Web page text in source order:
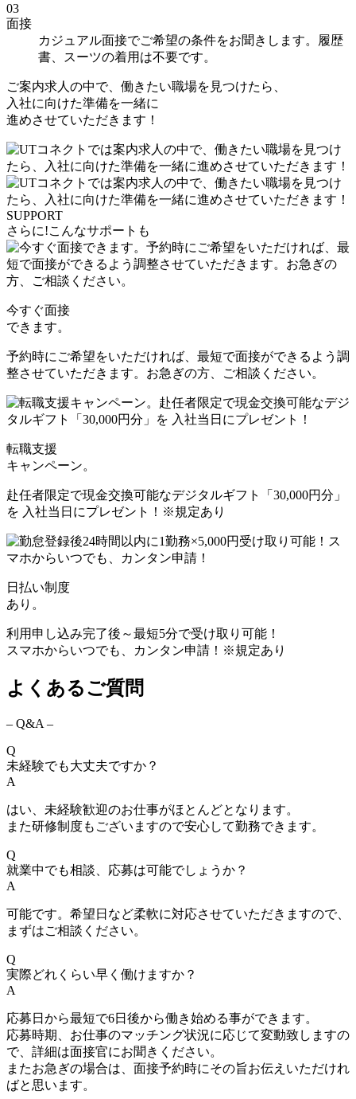
03
面接
カジュアル面接でご希望の条件をお聞きします。履歴
書、スーツの着用は不要です。
ご案内求人の中で、働きたい職場を見つけたら、
入社に向けた準備を一緒に
進めさせていただきます！
SUPPORT
さらに!こんなサポートも
今すぐ面接
できます。
予約時にご希望をいただければ、最短で面接ができるよう調
整させていただきます。お急ぎの方、ご相談ください。
転職支援
キャンペーン。
赴任者限定で現金交換可能なデジタルギフト「30,000円分」
を 入社当日にプレゼント！ ※規定あり
日払い制度
あり。
利用申し込み完了後～最短5分で受け取り可能！
スマホからいつでも、カンタン申請！ ※規定あり
よくあるご質問
– Q&A –
Q
未経験でも大丈夫ですか？
A
はい、未経験歓迎のお仕事がほとんどとなります。
また研修制度もございますので安心して勤務できます。
Q
就業中でも相談、応募は可能でしょうか？
A
可能です。希望日など柔軟に対応させていただきますので、
まずはご相談ください。
Q
実際どれくらい早く働けますか？
A
応募日から最短で6日後から働き始める事ができます。
応募時期、お仕事のマッチング状況に応じて変動致しますの
で、詳細は面接官にお聞きください。
またお急ぎの場合は、面接予約時にその旨お伝えいただけれ
ばと思います。